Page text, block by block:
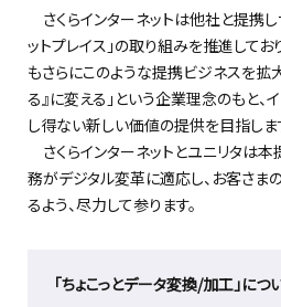
さくらインターネットは他社と提携
ットプレイス」の取り組みを推進してお
もさらにこのような提携ビジネスを拡
る』に変える」という企業理念のもと、
し得ない新しい価値の提供を目指しま
さくらインターネットとユニリタは本
務がデジタル変革に適応し、お客さま
るよう、尽力して参ります。
「ちょこっとデータ変換/加工」につ